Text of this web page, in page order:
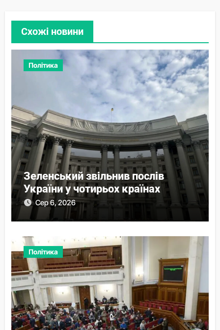
Схожі новини
Політика
Зеленський звільнив послів
України у чотирьох країнах
Сер 6, 2026
Політика